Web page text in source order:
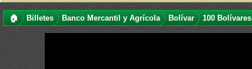
🏠 Billetes Banco Mercantil y Agrícola Bolívar 100 Bolívares